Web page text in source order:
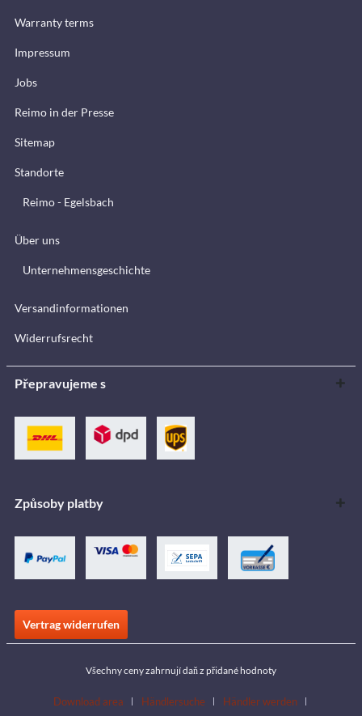
Warranty terms
Impressum
Jobs
Reimo in der Presse
Sitemap
Standorte
Reimo - Egelsbach
Über uns
Unternehmensgeschichte
Versandinformationen
Widerrufsrecht
Přepravujeme s
Způsoby platby
Vertrag widerrufen
Všechny ceny zahrnují daň z přidané hodnoty
Download area Händlersuche Händler werden